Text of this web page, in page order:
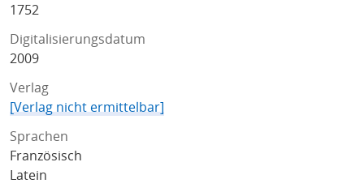
1752
Digitalisierungsdatum
2009
Verlag
[Verlag nicht ermittelbar]
Sprachen
Französisch
Latein